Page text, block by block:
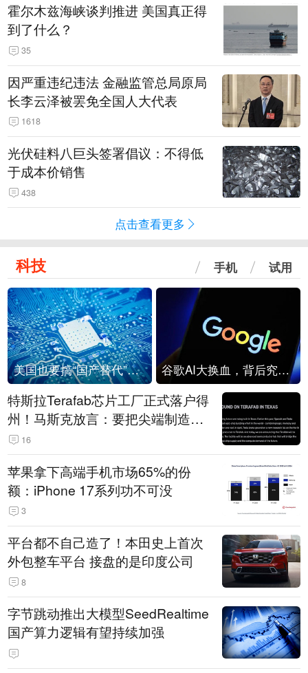
霍尔木兹海峡谈判推进 美国真正得
到了什么？
35
因严重违纪违法 金融监管总局原局
长李云泽被罢免全国人大代表
1618
光伏硅料八巨头签署倡议：不得低
于成本价销售
438
点击查看更多
科技 手机 试用
美国也要搞“国产替代”？先算清三笔账 谷歌AI大换血，背后究竟发生了什么？
特斯拉Terafab芯片工厂正式落户得
州！马斯克放言：要把尖端制造带
回美国
16
苹果拿下高端手机市场65%的份
额：iPhone 17系列功不可没
3
平台都不自己造了！本田史上首次
外包整车平台 接盘的是印度公司
8
字节跳动推出大模型SeedRealtime
国产算力逻辑有望持续加强